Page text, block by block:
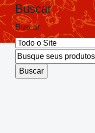
Buscar
Buscar